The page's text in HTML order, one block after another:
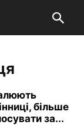
більше
за...